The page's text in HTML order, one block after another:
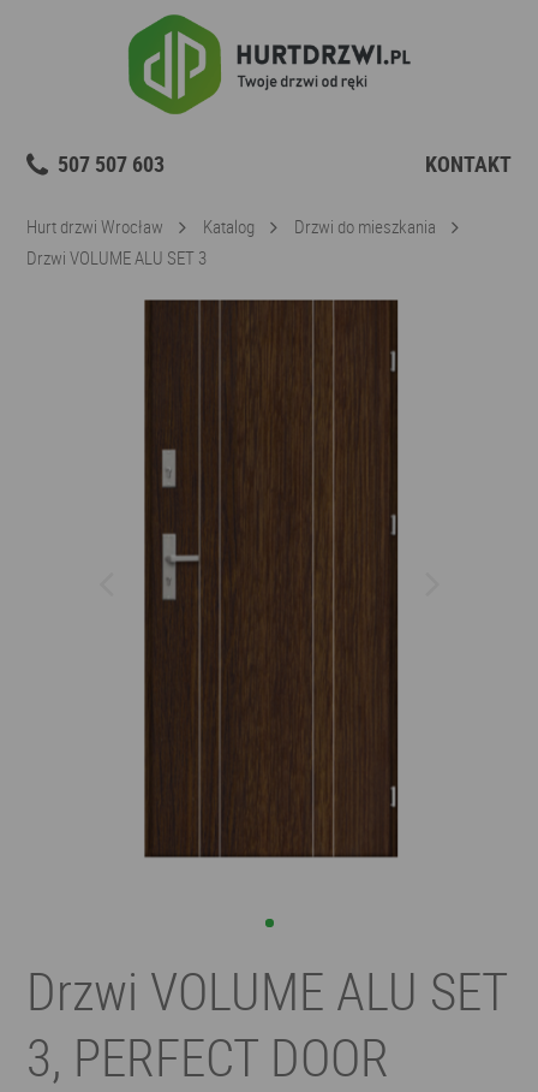
507 507 603 KONTAKT
Hurt drzwi Wrocław Katalog
Drzwi do mieszkania
Drzwi VOLUME ALU SET 3
Drzwi VOLUME ALU SET
3, PERFECT DOOR